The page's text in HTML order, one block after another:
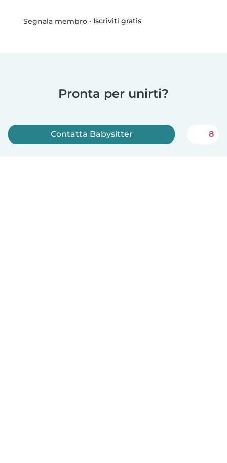
Segnala membro• Iscriviti gratis
Pronta per unirti?
Contatta Babysitter 8